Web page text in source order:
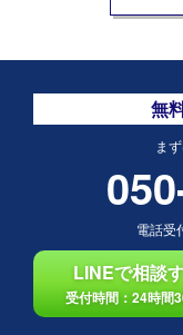
無
ま
電話受
LINEで相談
受付時間：24時間